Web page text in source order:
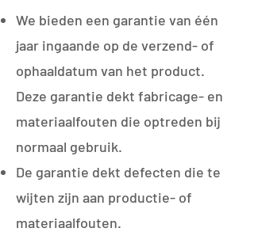
We bieden een garantie van één
jaar ingaande op de verzend- of
ophaaldatum van het product.
Deze garantie dekt fabricage- en
materiaalfouten die optreden bij
normaal gebruik.
De garantie dekt defecten die te
wijten zijn aan productie- of
materiaalfouten.